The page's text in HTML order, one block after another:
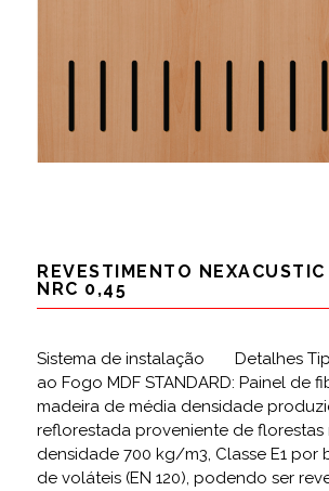
REVESTIMENTO
NRC 0,45
Sistema de instalação Detalhes
ao Fogo MDF STANDARD: Painel de
madeira de média densidade
reflorestada proveniente de florestas
densidade 700 kg/m3, Classe E1 por
de voláteis (EN 120), podendo ser